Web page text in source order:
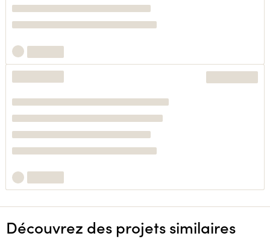
Découvrez des projets similaires